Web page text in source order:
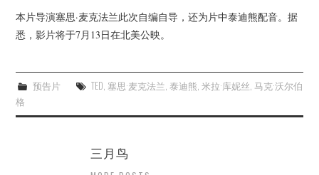
本片导演塞思·麦克法兰此次自编自导，还为片中泰迪熊配音。据
悉，影片将于7月13日在北美公映。
预告片 TED, 塞思·麦克法兰, 泰迪熊, 米拉·库妮丝, 马克·沃尔伯
格
三月鸟